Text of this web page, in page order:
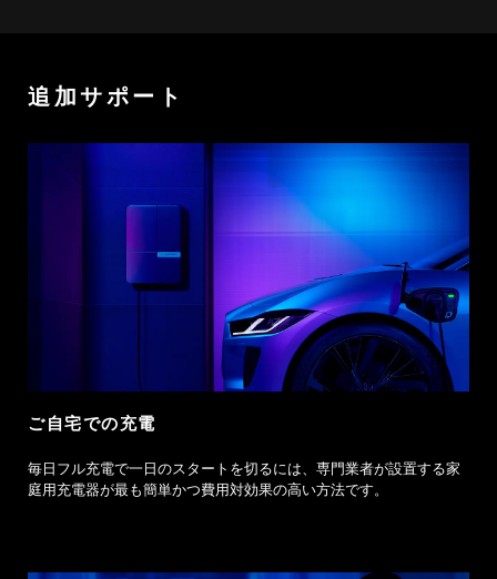
追加サポート
ご自宅での充電
毎日フル充電で一日のスタートを切るには、専門業者が設置する家
庭用充電器が最も簡単かつ費用対効果の高い方法です。